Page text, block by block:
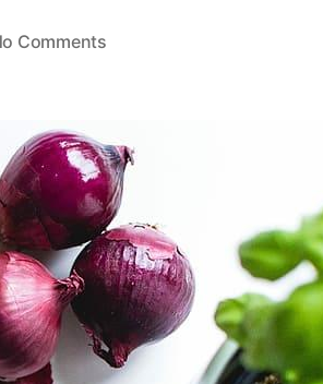
Comments